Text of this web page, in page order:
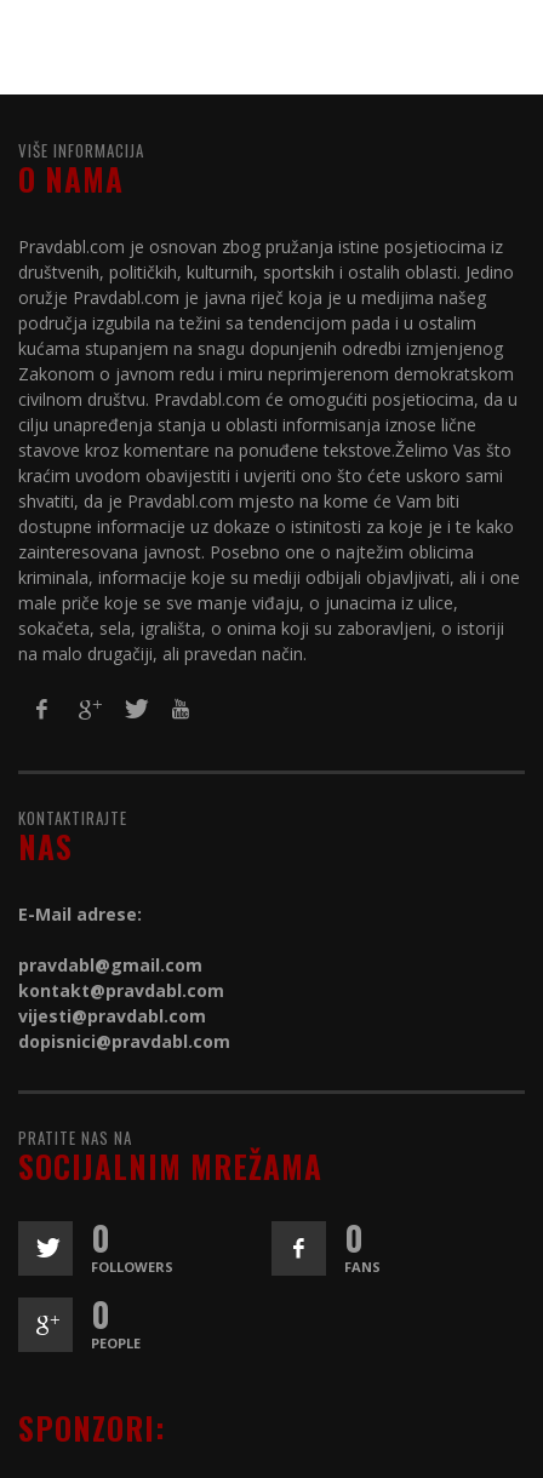
VIŠE INFORMACIJA
O NAMA
Pravdabl.com je osnovan zbog pružanja istine posjetiocima iz
društvenih, političkih, kulturnih, sportskih i ostalih oblasti. Jedino
oružje Pravdabl.com je javna riječ koja je u medijima našeg
područja izgubila na težini sa tendencijom pada i u ostalim
kućama stupanjem na snagu dopunjenih odredbi izmjenjenog
Zakonom o javnom redu i miru neprimjerenom demokratskom
civilnom društvu. Pravdabl.com će omogućiti posjetiocima, da u
cilju unapređenja stanja u oblasti informisanja iznose lične
stavove kroz komentare na ponuđene tekstove.Želimo Vas što
kraćim uvodom obavijestiti i uvjeriti ono što ćete uskoro sami
shvatiti, da je Pravdabl.com mjesto na kome će Vam biti
dostupne informacije uz dokaze o istinitosti za koje je i te kako
zainteresovana javnost. Posebno one o najtežim oblicima
kriminala, informacije koje su mediji odbijali objavljivati, ali i one
male priče koje se sve manje viđaju, o junacima iz ulice,
sokačeta, sela, igrališta, o onima koji su zaboravljeni, o istoriji
na malo drugačiji, ali pravedan način.
KONTAKTIRAJTE
NAS
E-Mail adrese:
pravdabl@gmail.com
kontakt@pravdabl.com
vijesti@pravdabl.com
dopisnici@pravdabl.com
PRATITE NAS NA
SOCIJALNIM MREŽAMA
0
FOLLOWERS
0
FANS
0
PEOPLE
SPONZORI: